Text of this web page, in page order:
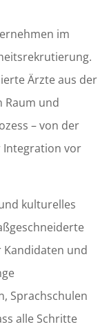
im
Ärzte aus der
Raum und
– von der
Integration vor
kulturelles
Kandidaten und
Sprachschulen
alle Schritte